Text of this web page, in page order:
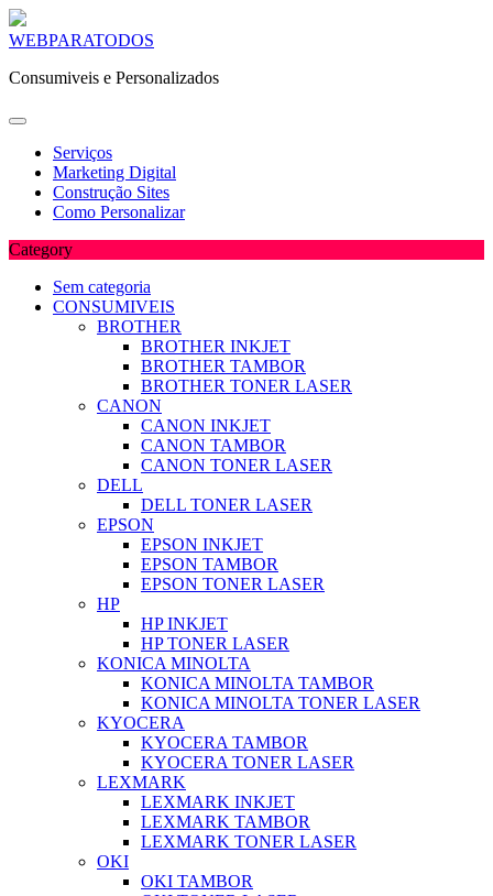
Skip
content
WEBPARATODOS
Consumiveis e Personalizados
Serviços
Marketing Digital
Construção Sites
Como Personalizar
Category
Sem categoria
CONSUMIVEIS
BROTHER
BROTHER INKJET
BROTHER TAMBOR
BROTHER TONER LASER
CANON
CANON INKJET
CANON TAMBOR
CANON TONER LASER
DELL
DELL TONER LASER
EPSON
EPSON INKJET
EPSON TAMBOR
EPSON TONER LASER
HP
HP INKJET
HP TONER LASER
KONICA MINOLTA
KONICA MINOLTA TAMBOR
KONICA MINOLTA TONER LASER
KYOCERA
KYOCERA TAMBOR
KYOCERA TONER LASER
LEXMARK
LEXMARK INKJET
LEXMARK TAMBOR
LEXMARK TONER LASER
OKI
OKI TAMBOR